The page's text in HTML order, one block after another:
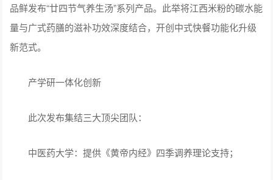
品鲜发布“廿四节气养生汤”系列产品。此举将江西米粉的碳水能
量与广式药膳的滋补功效深度结合，开创中式快餐功能化升级
新范式。
产学研一体化创新
此次发布集结三大顶尖团队：
中医药大学：提供《黄帝内经》四季调养理论支持；